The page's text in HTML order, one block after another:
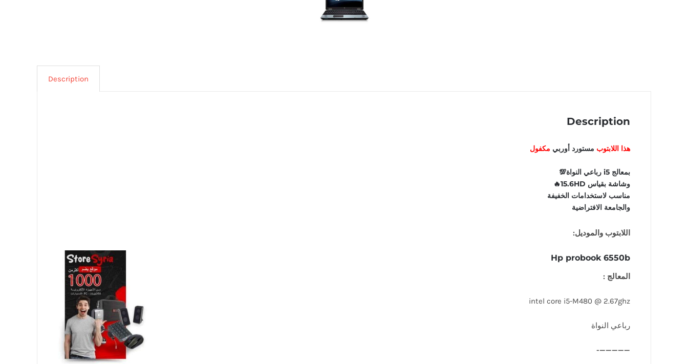
Description
Description
هذا اللابتوب مستورد أوربي مكفول
بمعالج i5 رباعي النواة💯
وشاشة بقياس 15.6HD🔥
مناسب لاستخدامات الخفيفة
والجامعة الافتراضية
اللابتوب والموديل:
Hp probook 6550b
المعالج :
intel core i5-M480 @ 2.67ghz
رباعي النواة
—————-